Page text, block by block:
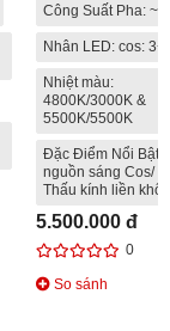
Công Suất Pha:
Nhân LED: cos:
Nhiệt màu:
4800K/3000K &
5500K/5500K
Đặc Điểm Nổi Bật:
nguồn sáng Cos/
Thấu kính liền khối
5.500.000 đ
0
So sánh